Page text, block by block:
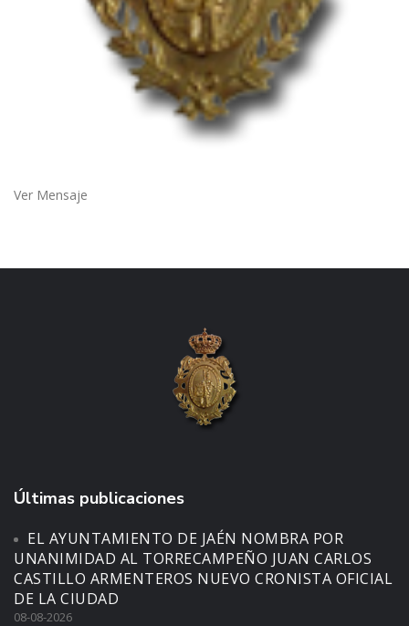
Ver Mensaje
Últimas publicaciones
EL AYUNTAMIENTO DE JAÉN NOMBRA POR
UNANIMIDAD AL TORRECAMPEÑO JUAN CARLOS
CASTILLO ARMENTEROS NUEVO CRONISTA OFICIAL
DE LA CIUDAD
08-08-2026